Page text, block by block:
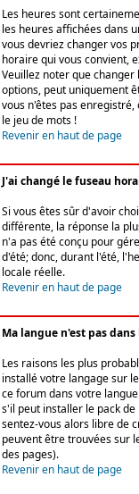
Les heures sont
les heures affichées dans
vous devriez changer vos
horaire qui vous convient,
Veuillez noter que
options, peut uniquement
vous n'êtes pas
le jeu de mots !
Revenir en haut de page
J'ai changé le fuseau
Si vous êtes sûr d'avoir
différente, la réponse la
n'a pas été conçu pour
d'été; donc, durant l'été,
locale réelle.
Revenir en haut de page
Ma langue n'est pas
Les raisons les plus
installé votre langage sur
ce forum dans votre
s'il peut installer le pack
sentez-vous alors libre de
peuvent être trouvées sur
des pages).
Revenir en haut de page